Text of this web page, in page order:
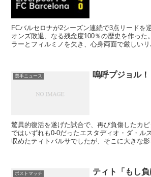
FCバルセロナが2シーズン連続で3点リードを
オンズ敗退、なる残念度100％の歴史を作った
ラーとフィルミノを欠き、心身両面で厳しいリ
と築き上げた期待と信頼を一夜でぶっ壊すバ
選手ニュース 嗚呼プジョル！
驚異的復活を遂げた試合で、再び負傷したカピタン。 過去
ではいずれも0-0だったエスタディオ・ダ・ル
収めたティトバルサでしたが、そこに大きな
ポストマッチ
ティト「もし